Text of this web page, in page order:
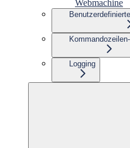
Webmachine
Logging